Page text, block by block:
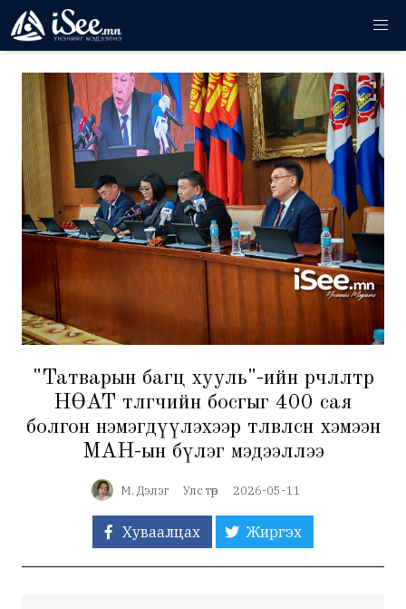
"Татварын багц хууль"-ийн өөрчлөлтөөр
НӨАТ төлөгчийн босгыг 400 сая
болгон нэмэгдүүлэхээр төлөвлөсөн хэмээн
МАН-ын бүлэг мэдээллээ
М. Дэлэг Улс төр 2026-05-11
Хуваалцах Жиргэх